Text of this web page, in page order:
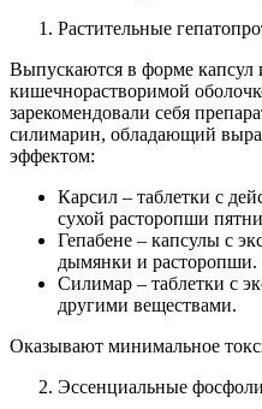
Растительные
Выпускаются в форме капсул
кишечнорастворимой
зарекомендовали себя
силимарин, обладающий
эффектом:
Карсил – таблетки с
сухой расторопши
Гепабене – капсулы с
дымянки и расторопши.
Силимар – таблетки с
другими веществами.
Оказывают минимальное
Эссенциальные